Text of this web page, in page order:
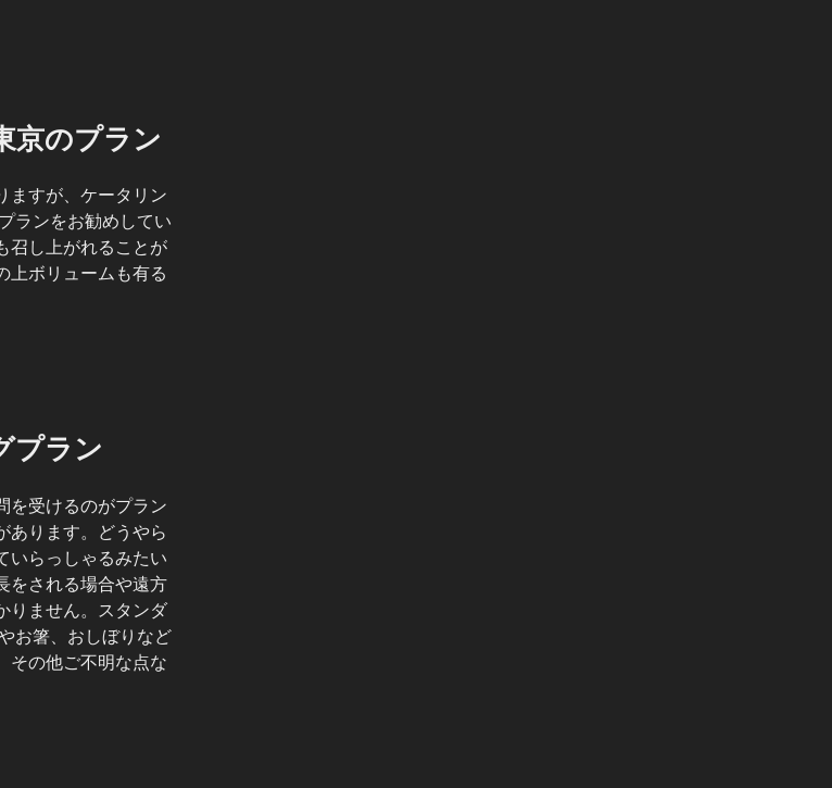
京のプラン
ますが、ケータリン
ランをお勧めしてい
召し上がれることが
上ボリュームも有る
プラン
を受けるのがプラン
あります。どうやら
いらっしゃるみたい
をされる場合や遠方
りません。スタンダ
お箸、おしぼりなど
その他ご不明な点な